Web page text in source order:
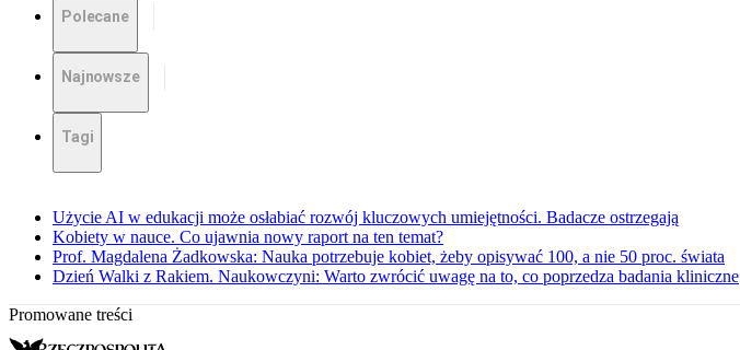
Polecane
Najnowsze
Tagi
Użycie AI w edukacji może osłabiać rozwój kluczowych umiejętności. Badacze ostrzegają
Kobiety w nauce. Co ujawnia nowy raport na ten temat?
Prof. Magdalena Żadkowska: Nauka potrzebuje kobiet, żeby opisywać 100, a nie 50 proc. świata
Dzień Walki z Rakiem. Naukowczyni: Warto zwrócić uwagę na to, co poprzedza badania kliniczne
Promowane treści